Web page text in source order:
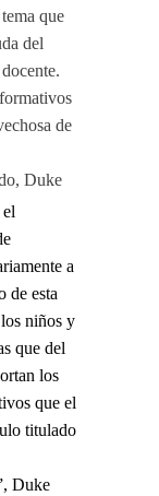
que
del
de
Duke
a
de esta
niños y
que del
los
que el
titulado
Duke